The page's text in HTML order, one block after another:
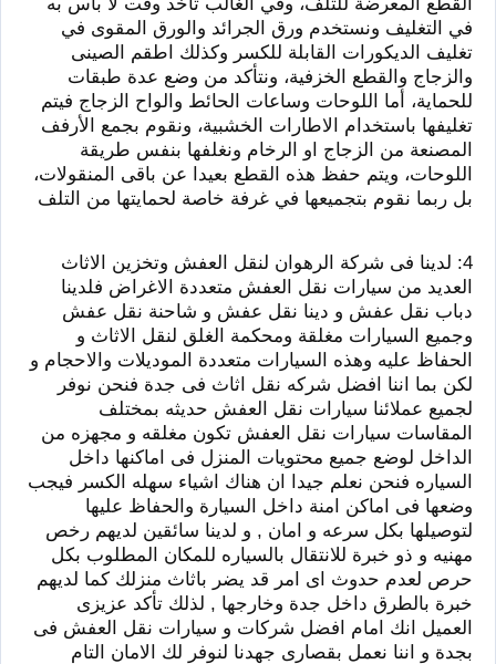
في التغليف ونستخدم ورق الجرائد والورق المقوى في
تغليف الديكورات القابلة للكسر وكذلك اطقم الصينى
والزجاج والقطع الخزفية، ونتأكد من وضع عدة طبقات
للحماية، أما اللوحات وساعات الحائط والواح الزجاج فيتم
تغليفها باستخدام الاطارات الخشبية، ونقوم بجمع الأرفف
المصنعة من الزجاج او الرخام ونغلفها بنفس طريقة
اللوحات، ويتم حفظ هذه القطع بعيدا عن باقى المنقولات،
بل ربما نقوم بتجميعها في غرفة خاصة لحمايتها من التلف
4: لدينا فى شركة الرهوان لنقل العفش وتخزين الاثاث
العديد من سيارات نقل العفش متعددة الاغراض فلدينا
دباب نقل عفش و دينا نقل عفش و شاحنة نقل عفش
وجميع السيارات مغلقة ومحكمة الغلق لنقل الاثاث و
الحفاظ عليه وهذه السيارات متعددة الموديلات والاحجام و
لكن بما اننا افضل شركه نقل اثاث فى جدة فنحن نوفر
لجميع عملائنا سيارات نقل العفش حديثه بمختلف
المقاسات سيارات نقل العفش تكون مغلقه و مجهزه من
الداخل لوضع جميع محتويات المنزل فى اماكنها داخل
السياره فنحن نعلم جيدا ان هناك اشياء سهله الكسر فيجب
وضعها فى اماكن امنة داخل السيارة والحفاظ عليها
لتوصيلها بكل سرعه و امان , و لدينا سائقين لديهم رخص
مهنيه و ذو خبرة للانتقال بالسياره للمكان المطلوب بكل
حرص لعدم حدوث اى امر قد يضر باثاث منزلك كما لديهم
خبرة بالطرق داخل جدة وخارجها , لذلك تأكد عزيزى
العميل انك امام افضل شركات و سيارات نقل العفش فى
بجدة و اننا نعمل بقصارى جهدنا لنوفر لك الامان التام